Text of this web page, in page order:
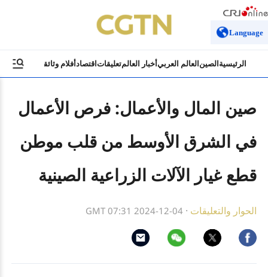
Language
الرئيسية الصين العالم العربيأخبار العالمتعليقات اقتصادأفلام وثائقية ثقافة
صين المال والأعمال: فرص الأعمال
في الشرق الأوسط من قلب موطن
قطع غيار الآلات الزراعية الصينية
الحوار والتعليقات ·
GMT 07:31 2024-12-04